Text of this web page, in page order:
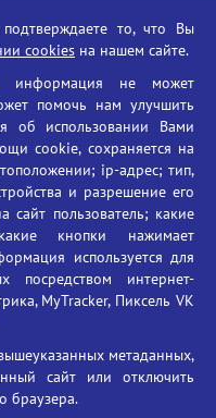
безопасности
РФ
университет
18:00
90-85
то, что Вы
cookies на нашем сайте.
информация не может
помочь нам улучшить
об использовании Вами
cookie, сохраняется на
ip-адрес; тип,
и разрешение его
сайт пользователь; какие
кнопки нажимает
используется для
посредством интернет-
MyTracker, Пиксель VK
метаданных,
сайт или отключить
браузера.